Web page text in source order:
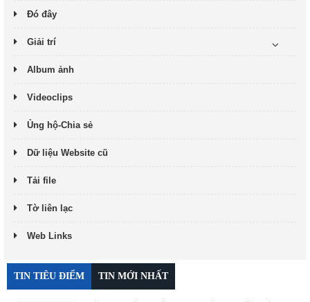
Đó đây
Giải trí
Album ảnh
Videoclips
Ủng hộ-Chia sẻ
Dữ liệu Website cũ
Tải file
Tờ liên lạc
Web Links
TIN TIÊU ĐIỂM TIN MỚI NHẤT